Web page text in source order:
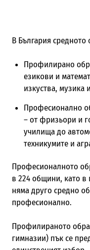
В България
Профилирано
езикови и
изкуства, музика
Професионално
– от фризьори и
училища до
техникумите и
Професионалното
в 224 общини, като в
няма друго средно
професионално.
Профилираното
гимназии) пък се